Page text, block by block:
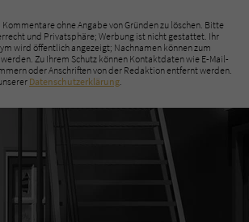
ohne Angabe von Gründen zu löschen. Bitte
und Privatsphäre; Werbung ist nicht gestattet. Ihr
wird öffentlich angezeigt; Nachnamen können zum
Zu Ihrem Schutz können Kontaktdaten wie E-Mail-
oder Anschriften von der Redaktion entfernt werden.
Datenschutzerklärung.